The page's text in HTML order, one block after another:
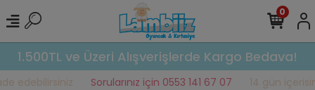
1.500TL ve Üzeri Alışverişlerde Kargo Bedava!
edebilirsiniz Sorularınız için 0553 141 67 07 14 gün
0